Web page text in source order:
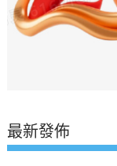
最新發佈